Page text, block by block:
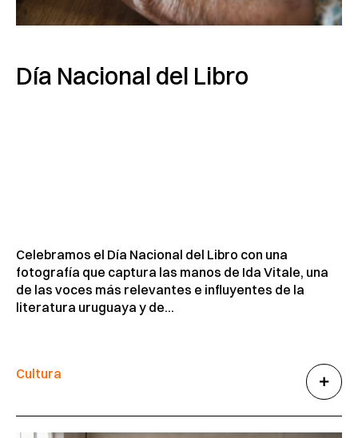
Día Nacional del Libro
Celebramos el Día Nacional del Libro con una
fotografía que captura las manos de Ida Vitale, una
de las voces más relevantes e influyentes de la
literatura uruguaya y de...
Cultura